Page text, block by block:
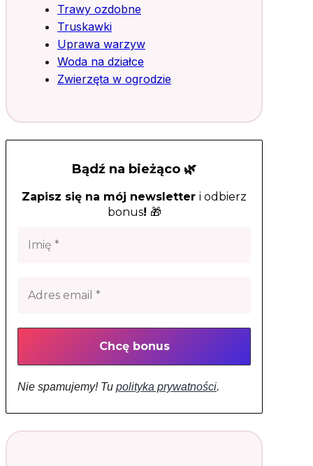
Trawy ozdobne
Truskawki
Uprawa warzyw
Woda na działce
Zwierzęta w ogrodzie
Bądź na bieżąco 🌿
Zapisz się na mój newsletter i odbierz
bonus! 🎁
Nie spamujemy! Tu polityka prywatności.